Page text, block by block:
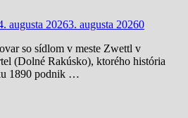
augusta 20263. augusta 20260
so sídlom v meste Zwettl v
(Dolné Rakúsko), ktorého história
1890 podnik …